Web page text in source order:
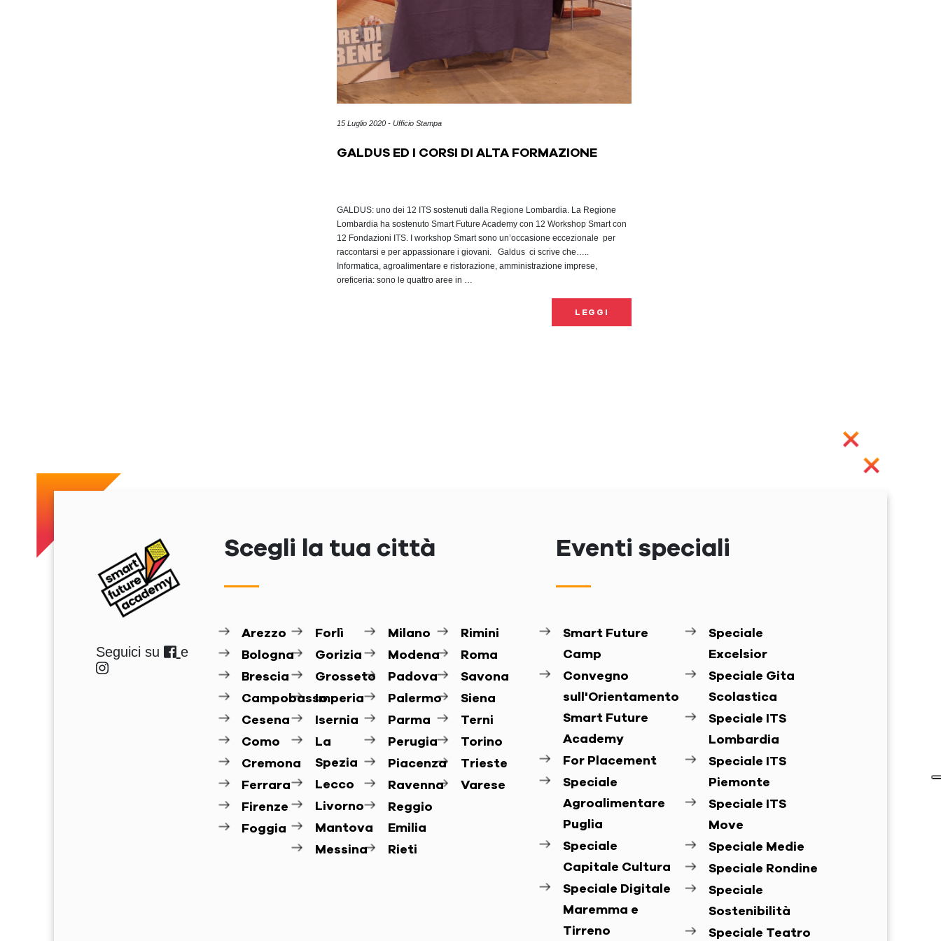
15 Luglio 2020 - Ufficio Stampa
GALDUS ED I CORSI DI ALTA FORMAZIONE
GALDUS: uno dei 12 ITS sostenuti dalla Regione Lombardia. La Regione
Lombardia ha sostenuto Smart Future Academy con 12 Workshop Smart con
12 Fondazioni ITS. I workshop Smart sono un’occasione eccezionale per
raccontarsi e per appassionare i giovani. Galdus ci scrive che…..
Informatica, agroalimentare e ristorazione, amministrazione imprese,
oreficeria: sono le quattro aree in …
LEGGI
Seguici su e
Scegli la tua città
Arezzo
Bologna
Brescia
Campobasso
Cesena
Como
Cremona
Ferrara
Firenze
Foggia
Forlì
Gorizia
Grosseto
Imperia
Isernia
La
Spezia
Lecco
Livorno
Mantova
Messina
Milano
Modena
Padova
Palermo
Parma
Perugia
Piacenza
Ravenna
Reggio
Emilia
Rieti
Rimini
Roma
Savona
Siena
Terni
Torino
Trieste
Varese
Eventi speciali
Smart Future
Camp
Convegno
sull'Orientamento
Smart Future
Academy
For Placement
Speciale
Agroalimentare
Puglia
Speciale
Capitale Cultura
Speciale Digitale
Maremma e
Tirreno
Speciale
Excelsior
Speciale Gita
Scolastica
Speciale ITS
Lombardia
Speciale ITS
Piemonte
Speciale ITS
Move
Speciale Medie
Speciale Rondine
Speciale
Sostenibilità
Speciale Teatro